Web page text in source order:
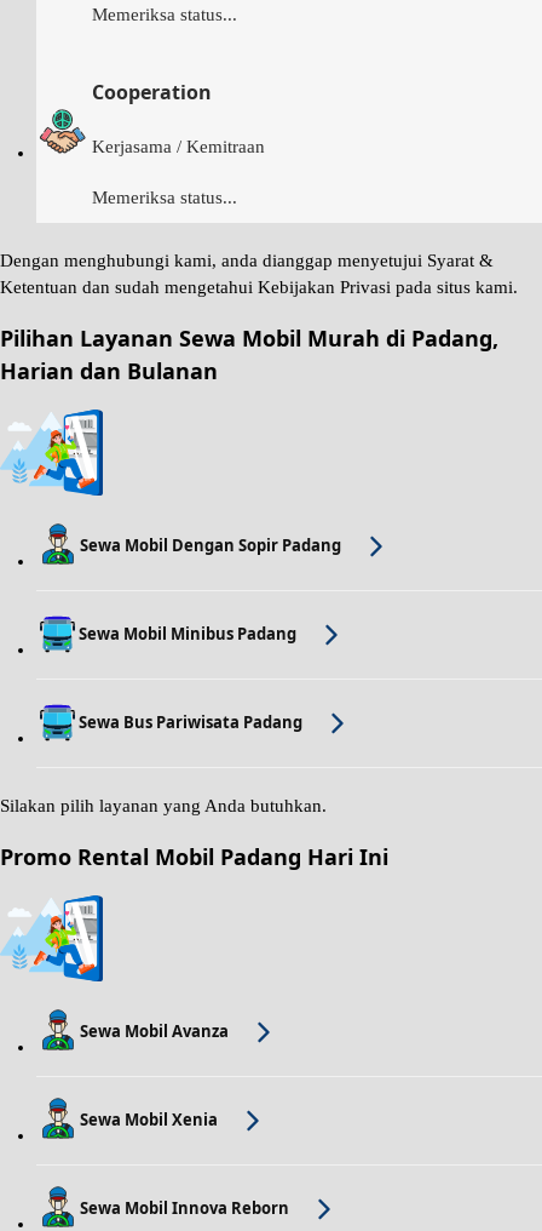
Memeriksa status...
Cooperation
Kerjasama / Kemitraan
Memeriksa status...
Dengan menghubungi kami, anda dianggap menyetujui Syarat &
Ketentuan dan sudah mengetahui Kebijakan Privasi pada situs kami.
Pilihan Layanan Sewa Mobil Murah di Padang,
Harian dan Bulanan
Sewa Mobil Dengan Sopir Padang
Sewa Mobil Minibus Padang
Sewa Bus Pariwisata Padang
Silakan pilih layanan yang Anda butuhkan.
Promo Rental Mobil Padang Hari Ini
Sewa Mobil Avanza
Sewa Mobil Xenia
Sewa Mobil Innova Reborn